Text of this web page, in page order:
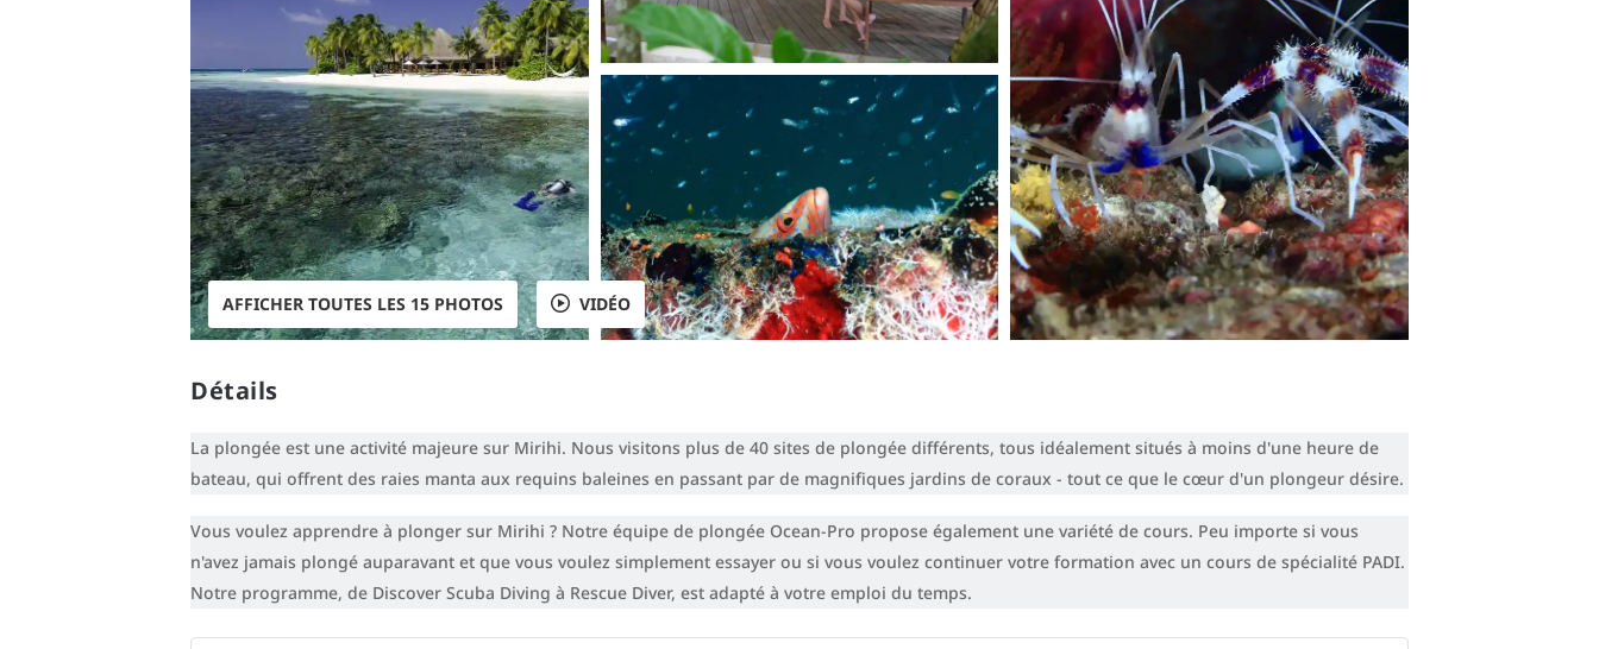
AFFICHER TOUTES LES 15 PHOTOS VIDÉO
Détails
La plongée est une activité majeure sur Mirihi. Nous visitons plus de 40 sites de plongée différents, tous idéalement situés à moins d'une heure de
bateau, qui offrent des raies manta aux requins baleines en passant par de magnifiques jardins de coraux - tout ce que le cœur d'un plongeur désire.
Vous voulez apprendre à plonger sur Mirihi ? Notre équipe de plongée Ocean-Pro propose également une variété de cours. Peu importe si vous
n'avez jamais plongé auparavant et que vous voulez simplement essayer ou si vous voulez continuer votre formation avec un cours de spécialité PADI.
Notre programme, de Discover Scuba Diving à Rescue Diver, est adapté à votre emploi du temps.